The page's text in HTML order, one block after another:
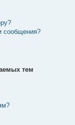
сообщения?
тем